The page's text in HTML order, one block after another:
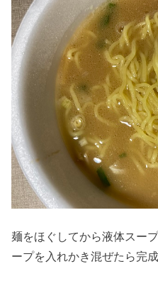
麺をほぐしてから液体スー
ープを入れかき混ぜたら完成